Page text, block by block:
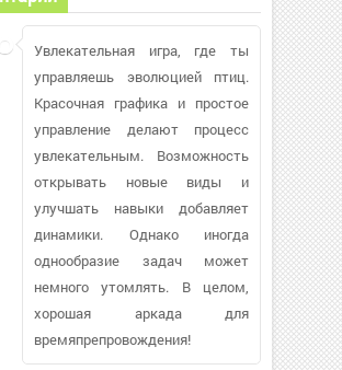
Увлекательная игра, где ты
управляешь эволюцией птиц.
Красочная графика и простое
управление делают процесс
увлекательным. Возможность
открывать новые виды и
улучшать навыки добавляет
динамики. Однако иногда
однообразие задач может
немного утомлять. В целом,
хорошая аркада для
времяпрепровождения!